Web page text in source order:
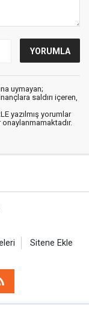
uymayan;
saldırı içeren,
yazılmış yorumlar
onaylanmamaktadır.
Sitene Ekle